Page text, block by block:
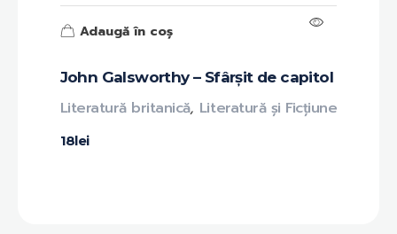
John Galsworthy – Sfârșit de capitol
18lei
Literatură britanică, Literatură și Ficțiune
Adaugă în coș